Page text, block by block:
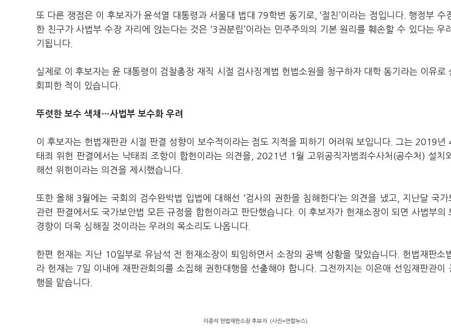
또 다른 쟁점은 이 후보자가 윤석열 대통령과 서울대 법대 79학번 동기로, ‘절친’이라는 점입니다. 행정부 수
한 친구가 사법부 수장 자리에 앉는다는 것은 ‘3권분립’이라는 민주주의의 기본 원리를 훼손할 수 있다는 우
기됩니다.
실제로 이 후보자는 윤 대통령이 검찰총장 재직 시절 검사징계법 헌법소원을 청구하자 대학 동기라는 이유로
회피한 적이 있습니다.
뚜렷한 보수 색채…사법부 보수화 우려
이 후보자는 헌법재판관 시절 판결 성향이 보수적이라는 점도 지적을 피하기 어려워 보입니다. 그는 2019년
태죄 위헌 판결에서는 낙태죄 조항이 합헌이라는 의견을, 2021년 1월 고위공직자범죄수사처(공수처) 설치
해선 위헌이라는 의견을 제시했습니다.
또한 올해 3월에는 국회의 검수완박법 입법에 대해선 ‘검사의 권한을 침해한다’는 의견을 냈고, 지난달 국가
관련 판결에서도 국가보안법 모든 규정을 합헌이라고 판단했습니다. 이 후보자가 헌재소장이 되면 사법부의
경향이 더욱 심해질 것이라는 우려의 목소리도 나옵니다.
한편 헌재는 지난 10일부로 유남석 전 헌재소장이 퇴임하면서 소장의 공백 상황을 맞았습니다. 헌법재판소
라 헌재는 7일 이내에 재판관회의를 소집해 권한대행을 선출해야 합니다. 그전까지는 이은애 선임재판관이
행을 맡습니다.
이종석 헌법재판소장 후보자. (사진=연합뉴스)